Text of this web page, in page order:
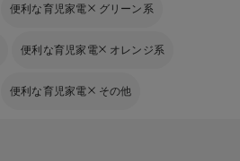
便利な育児家電 グリーン系
便利な育児家電 オレンジ系
便利な育児家電 その他